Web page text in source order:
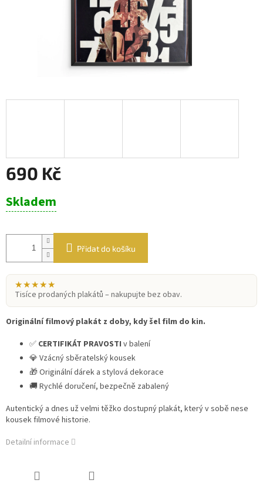
690 Kč
cena:
Skladem
Přidat do košíku
★★★★★
Tisíce prodaných plakátů – nakupujte bez obav.
Originální filmový plakát z doby, kdy šel film do kin.
✅ CERTIFIKÁT PRAVOSTI v balení
💎 Vzácný sběratelský kousek
🎁 Originální dárek a stylová dekorace
🚚 Rychlé doručení, bezpečně zabalený
Autentický a dnes už velmi těžko dostupný plakát, který v sobě nese
kousek filmové historie.
Detailní informace